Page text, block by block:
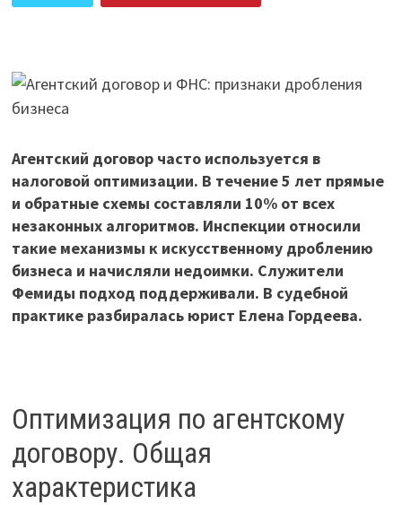
Агентский договор часто используется в
налоговой оптимизации. В течение 5 лет прямые
и обратные схемы составляли 10% от всех
незаконных алгоритмов. Инспекции относили
такие механизмы к искусственному дроблению
бизнеса и начисляли недоимки. Служители
Фемиды подход поддерживали. В судебной
практике разбиралась юрист Елена Гордеева.
Оптимизация по агентскому
договору. Общая
характеристика